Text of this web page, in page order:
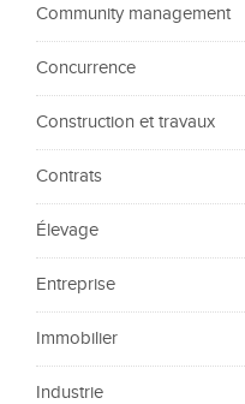
Community management
Concurrence
Construction et travaux
Contrats
Élevage
Entreprise
Immobilier
Industrie